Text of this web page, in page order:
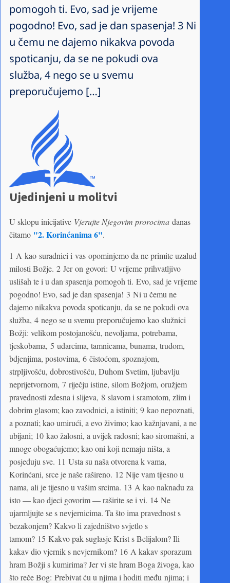
pomogoh ti. Evo, sad je vrijeme
pogodno! Evo, sad je dan spasenja! 3 Ni
u čemu ne dajemo nikakva povoda
spoticanju, da se ne pokudi ova
služba, 4 nego se u svemu
preporučujemo […]
Ujedinjeni u molitvi
U sklopu inicijative Vjerujte Njegovim prorocima danas
čitamo "2. Korinćanima 6".
1 A kao suradnici i vas opominjemo da ne primite uzalud
milosti Božje. 2 Jer on govori: U vrijeme prihvatljivo
uslišah te i u dan spasenja pomogoh ti. Evo, sad je vrijeme
pogodno! Evo, sad je dan spasenja! 3 Ni u čemu ne
dajemo nikakva povoda spoticanju, da se ne pokudi ova
služba, 4 nego se u svemu preporučujemo kao služnici
Božji: velikom postojanošću, nevoljama, potrebama,
tjeskobama, 5 udarcima, tamnicama, bunama, trudom,
bdjenjima, postovima, 6 čistoćom, spoznajom,
strpljivošću, dobrostivošću, Duhom Svetim, ljubavlju
neprijetvornom, 7 riječju istine, silom Božjom, oružjem
pravednosti zdesna i slijeva, 8 slavom i sramotom, zlim i
dobrim glasom; kao zavodnici, a istiniti; 9 kao nepoznati,
a poznati; kao umirući, a evo živimo; kao kažnjavani, a ne
ubijani; 10 kao žalosni, a uvijek radosni; kao siromašni, a
mnoge obogaćujemo; kao oni koji nemaju ništa, a
posjeduju sve. 11 Usta su naša otvorena k vama,
Korinćani, srce je naše rašireno. 12 Nije vam tijesno u
nama, ali je tijesno u vašim srcima. 13 A kao naknadu za
isto — kao djeci govorim — raširite se i vi. 14 Ne
ujarmljujte se s nevjernicima. Ta što ima pravednost s
bezakonjem? Kakvo li zajedništvo svjetlo s
tamom? 15 Kakvo pak suglasje Krist s Belijalom? Ili
kakav dio vjernik s nevjernikom? 16 A kakav sporazum
hram Božji s kumirima? Jer vi ste hram Boga živoga, kao
što reče Bog: Prebivat ću u njima i hoditi među njima; i